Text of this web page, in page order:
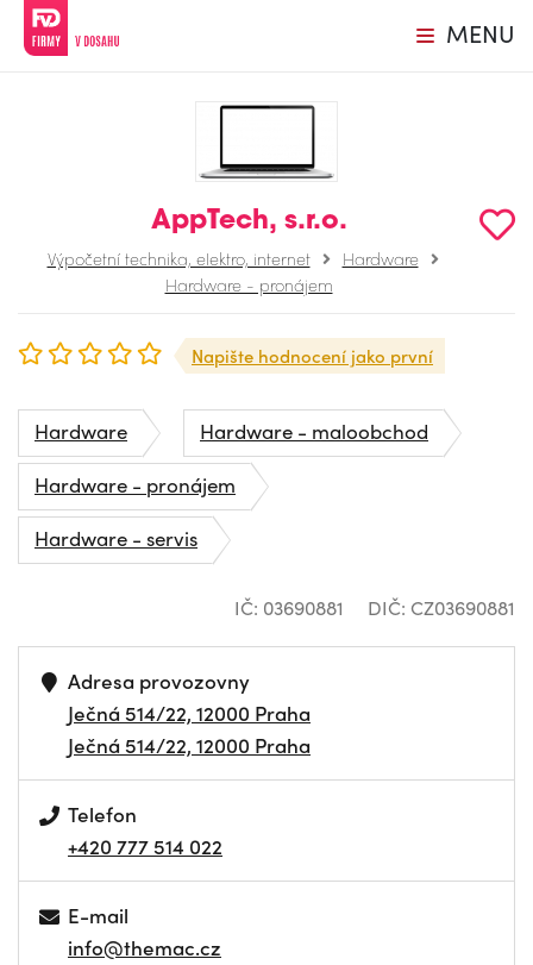
MENU
AppTech, s.r.o.
Výpočetní technika, elektro, internet
Hardware
Hardware - pronájem
Napište hodnocení jako první
Hardware
Hardware - maloobchod
Hardware - pronájem
Hardware - servis
IČ: 03690881 DIČ: CZ03690881
Adresa provozovny
Ječná 514/22, 12000 Praha
Ječná 514/22, 12000 Praha
Telefon
+420 777 514 022
E-mail
info@themac.cz